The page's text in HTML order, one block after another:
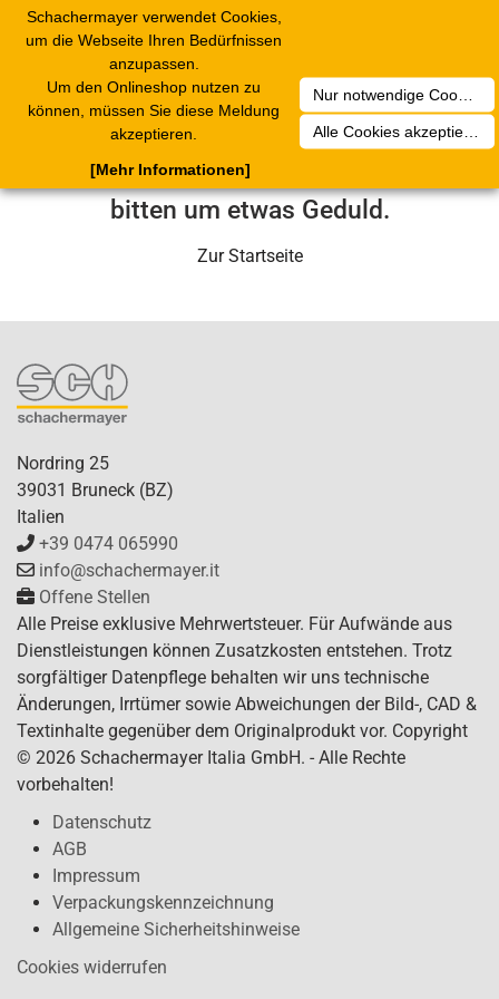
Schachermayer verwendet Cookies,
um die Webseite Ihren Bedürfnissen
anzupassen.
Um den Onlineshop nutzen zu
können, müssen Sie diese Meldung
akzeptieren.
Nur notwendige Cookies akzeptieren
Alle Cookies akzeptieren
[Mehr Informationen]
Leider ist ein technischer Fehler
aufgetreten. Unser Service-Team wird
sich in Kürze darum kümmern. Wir
bitten um etwas Geduld.
Zur Startseite
Nordring 25
39031 Bruneck (BZ)
Italien
+39 0474 065990
info@schachermayer.it
Offene Stellen
Alle Preise exklusive Mehrwertsteuer. Für Aufwände aus
Dienstleistungen können Zusatzkosten entstehen. Trotz
sorgfältiger Datenpflege behalten wir uns technische
Änderungen, Irrtümer sowie Abweichungen der Bild-, CAD &
Textinhalte gegenüber dem Originalprodukt vor. Copyright
© 2026 Schachermayer Italia GmbH. - Alle Rechte
vorbehalten!
Datenschutz
AGB
Impressum
Verpackungskennzeichnung
Allgemeine Sicherheitshinweise
Cookies widerrufen